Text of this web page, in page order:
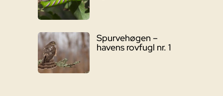
Spurvehøgen –
havens rovfugl nr. 1